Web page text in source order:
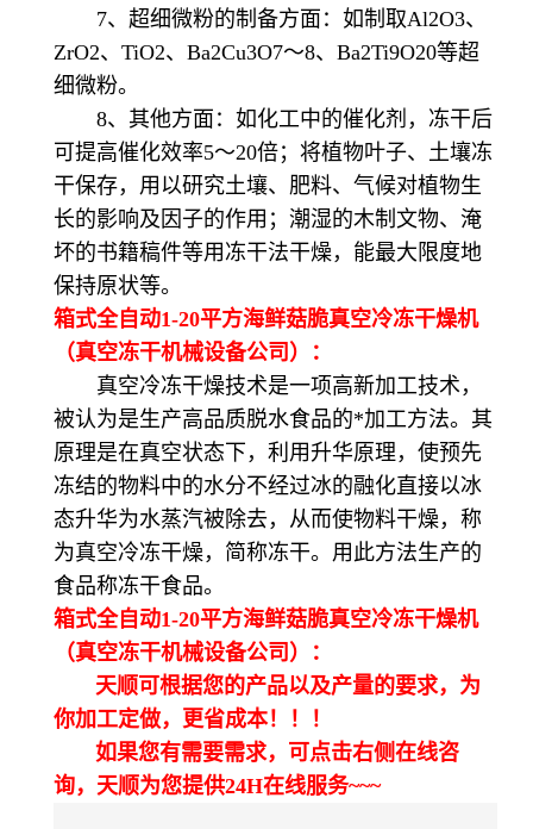
7、超细微粉的制备方面：如制取Al2O3、
ZrO2、TiO2、Ba2Cu3O7～8、Ba2Ti9O20等超
细微粉。
8、其他方面：如化工中的催化剂，冻干后
可提高催化效率5～20倍；将植物叶子、土壤冻
干保存，用以研究土壤、肥料、气候对植物生
长的影响及因子的作用；潮湿的木制文物、淹
坏的书籍稿件等用冻干法干燥，能最大限度地
保持原状等。
箱式全自动1-20平方海鲜菇脆真空冷冻干燥机
（真空冻干机械设备公司）：
真空冷冻干燥技术是一项高新加工技术，
被认为是生产高品质脱水食品的*加工方法。其
原理是在真空状态下，利用升华原理，使预先
冻结的物料中的水分不经过冰的融化直接以冰
态升华为水蒸汽被除去，从而使物料干燥，称
为真空冷冻干燥，简称冻干。用此方法生产的
食品称冻干食品。
箱式全自动1-20平方海鲜菇脆真空冷冻干燥机
（真空冻干机械设备公司）：
天顺可根据您的产品以及产量的要求，为
你加工定做，更省成本！！！
如果您有需要需求，可点击右侧在线咨
询，天顺为您提供24H在线服务~~~